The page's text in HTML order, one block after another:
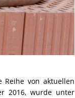
Reihe von aktuellen
2016, wurde unter